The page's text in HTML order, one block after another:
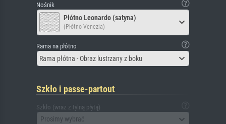
Nośnik
Płótno Leonardo (satyna)
(Płótno Venezia)
Rama na płótno
Rama płótna - Obraz lustrzany z boku
Szkło i passe-partout
Szkło (wraz z tylną płytą)
Prosimy wybrać